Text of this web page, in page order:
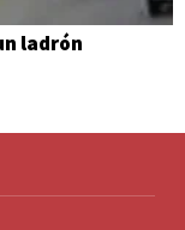
ladrón